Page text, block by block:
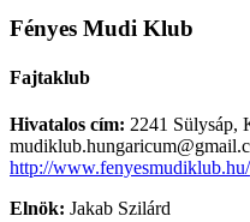
Fényes Mudi Klub
Fajtaklub
Hivatalos cím: 2241 Sülysáp,
http://www.fenyesmudiklub.hu/
Elnök: Jakab Szilárd